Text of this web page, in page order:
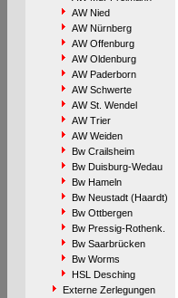
AW Nied
AW Nürnberg
AW Offenburg
AW Oldenburg
AW Paderborn
AW Schwerte
AW St. Wendel
AW Trier
AW Weiden
Bw Crailsheim
Bw Duisburg-Wedau
Bw Hameln
Bw Neustadt (Haardt)
Bw Ottbergen
Bw Pressig-Rothenk.
Bw Saarbrücken
Bw Worms
HSL Desching
Externe Zerlegungen